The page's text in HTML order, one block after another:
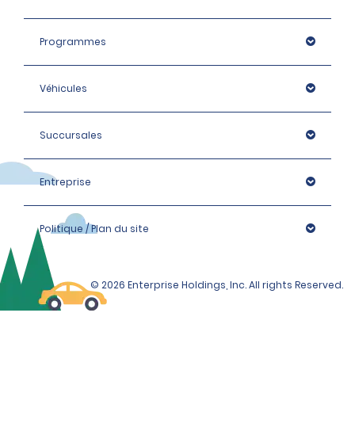
Programmes
Véhicules
Succursales
Entreprise
Politique / Plan du site
© 2026 Enterprise Holdings, Inc. All rights Reserved.